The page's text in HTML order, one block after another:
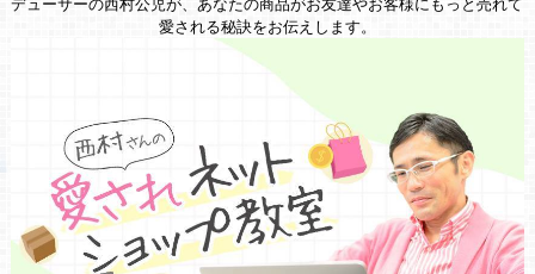
愛される秘訣をお伝えします。